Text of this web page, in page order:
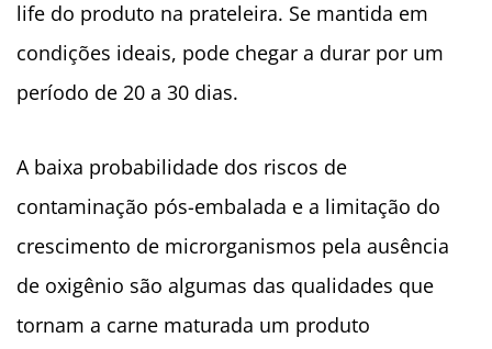
life do produto na prateleira. Se mantida em
condições ideais, pode chegar a durar por um
período de 20 a 30 dias.
A baixa probabilidade dos riscos de
contaminação pós-embalada e a limitação do
crescimento de microrganismos pela ausência
de oxigênio são algumas das qualidades que
tornam a carne maturada um produto